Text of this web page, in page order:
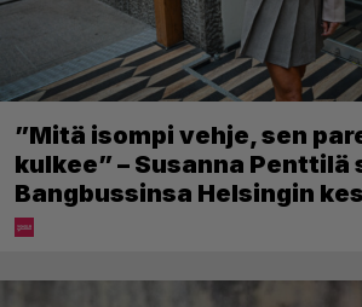
”Mitä isompi vehje, sen
kulkee” – Susanna Penttilä
Bangbussinsa Helsingin